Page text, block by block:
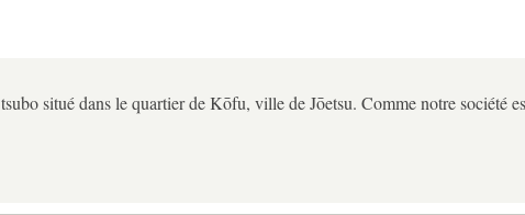
situé dans le quartier de Kōfu, ville de Jōetsu. Comme notre société